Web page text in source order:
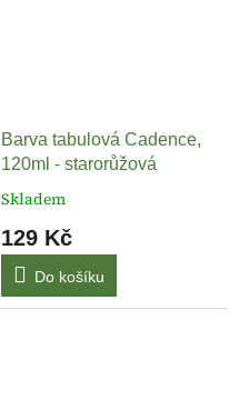
Barva tabulová Cadence,
120ml - starorůžová
Skladem
129 Kč
Do košíku